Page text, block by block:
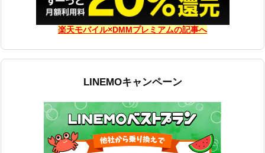
楽天モバイル×DMMプレミアムの記事へ
LINEMOキャンペーン